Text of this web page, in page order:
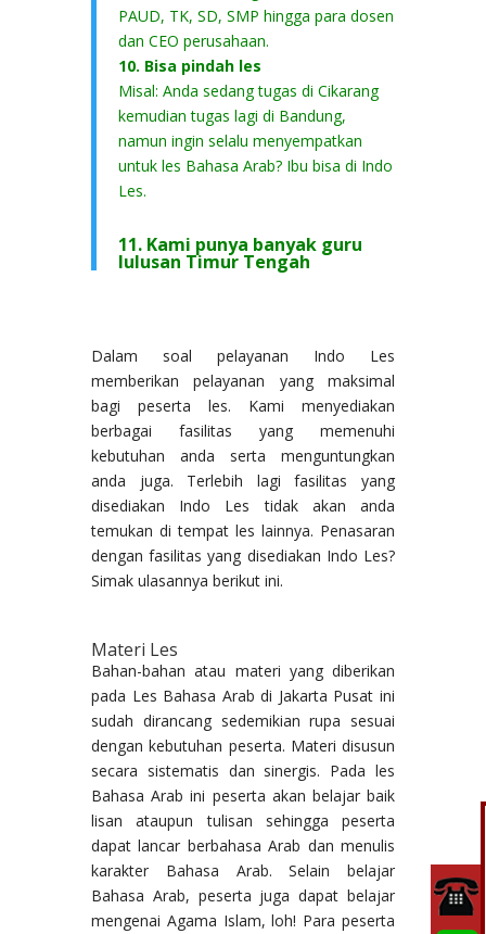
PAUD, TK, SD, SMP hingga para dosen
dan CEO perusahaan.
10. Bisa pindah les
Misal: Anda sedang tugas di Cikarang
kemudian tugas lagi di Bandung,
namun ingin selalu menyempatkan
untuk les Bahasa Arab? Ibu bisa di Indo
Les.
11. Kami punya banyak guru
lulusan Timur Tengah
Dalam soal pelayanan Indo Les
memberikan pelayanan yang maksimal
bagi peserta les. Kami menyediakan
berbagai fasilitas yang memenuhi
kebutuhan anda serta menguntungkan
anda juga. Terlebih lagi fasilitas yang
disediakan Indo Les tidak akan anda
temukan di tempat les lainnya. Penasaran
dengan fasilitas yang disediakan Indo Les?
Simak ulasannya berikut ini.
Materi Les
Bahan-bahan atau materi yang diberikan
pada Les Bahasa Arab di Jakarta Pusat ini
sudah dirancang sedemikian rupa sesuai
dengan kebutuhan peserta. Materi disusun
secara sistematis dan sinergis. Pada les
Bahasa Arab ini peserta akan belajar baik
lisan ataupun tulisan sehingga peserta
dapat lancar berbahasa Arab dan menulis
karakter Bahasa Arab. Selain belajar
Bahasa Arab, peserta juga dapat belajar
mengenai Agama Islam, loh! Para peserta